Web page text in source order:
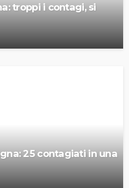
troppi i contagi, si
25 contagiati in una